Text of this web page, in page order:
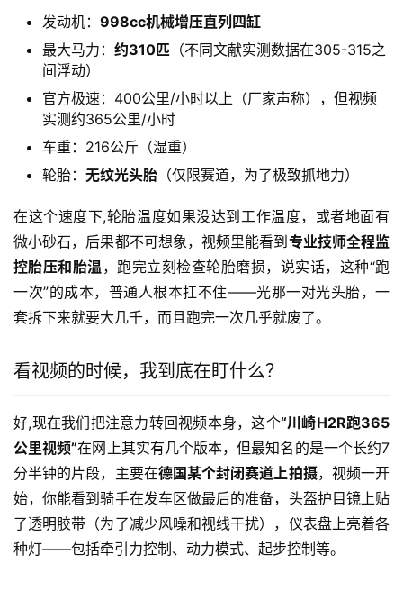
发动机： 998cc机械增压直列四缸
最大马力： 约310匹 （不同文献实测数据在305-315之
间浮动）
官方极速：400公里/小时以上（厂家声称），但视频
实测约365公里/小时
车重：216公斤（湿重）
轮胎： 无纹光头胎 （仅限赛道，为了极致抓地力）
在这个速度下,轮胎温度如果没达到工作温度，或者地面有
微小砂石，后果都不可想象，视频里能看到 专业技师全程监
控胎压和胎温 ，跑完立刻检查轮胎磨损，说实话，这种“跑
一次”的成本，普通人根本扛不住——光那一对光头胎，一
套拆下来就要大几千，而且跑完一次几乎就废了。
看视频的时候，我到底在盯什么？
好,现在我们把注意力转回视频本身，这个“川崎H2R跑365
公里视频”在网上其实有几个版本，但最知名的是一个长约7
分半钟的片段，主要在德国某个封闭赛道上拍摄，视频一开
始，你能看到骑手在发车区做最后的准备，头盔护目镜上贴
了透明胶带（为了减少风噪和视线干扰），仪表盘上亮着各
种灯——包括牵引力控制、动力模式、起步控制等。